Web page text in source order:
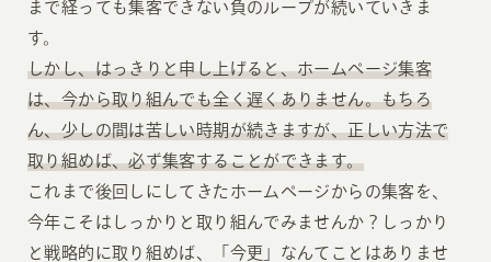
まで経っても集客できない負のループが続いていきま
す。
しかし、はっきりと申し上げると、ホームページ集客
は、今から取り組んでも全く遅くありません。もちろ
ん、少しの間は苦しい時期が続きますが、正しい方法で
取り組めば、必ず集客することができます。
これまで後回しにしてきたホームページからの集客を、
今年こそはしっかりと取り組んでみませんか？しっかり
と戦略的に取り組めば、「今更」なんてことはありませ